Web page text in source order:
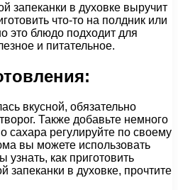
запеканки в духовке выручит
что-то на полдник или
это блюдо подходит для
и питательное.
вкусной, обязательно
Также добавьте немного
сахара регулируйте по своему
вы можете использовать
как приготовить
запеканки в духовке, прочтите